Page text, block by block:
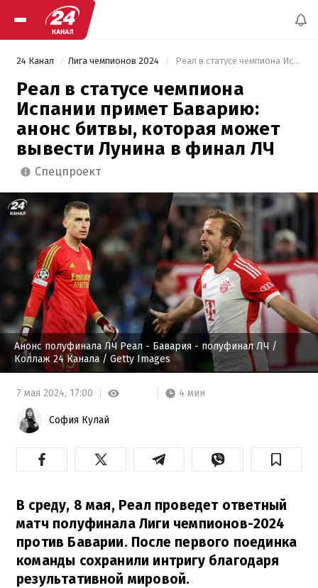
24 Канал Лига чемпионов 2024 Реал в статусе чемпиона Испании примет Баварию: анонс битвы, которая может вывести Лунина в финал ЛЧ
Реал в статусе чемпиона
Испании примет Баварию:
анонс битвы, которая может
вывести Лунина в финал ЛЧ
спецпроект
Анонс полуфинала ЛЧ Реал - Бавария - полуфинал ЛЧ /
Коллаж 24 Канала / Getty Images
7 мая 2024, 17:00 4 мин
София Кулай
В среду, 8 мая, Реал проведет ответный
матч полуфинала Лиги чемпионов-2024
против Баварии. После первого поединка
команды сохранили интригу благодаря
результативной мировой.